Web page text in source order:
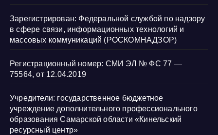
Зарегистрирован: Федеральной службой по надзору
в сфере связи, информационных технологий и
массовых коммуникаций (РОСКОМНАДЗОР)
Регистрационный номер: СМИ ЭЛ № ФС 77 —
75564, от 12.04.2019
Учредители: государственное бюджетное
учреждение дополнительного профессионального
образования Самарской области «Кинельский
ресурсный центр»